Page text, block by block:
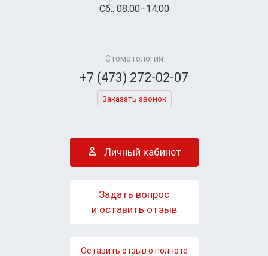
Сб.: 08:00–14:00
Стоматология
+7 (473) 272-02-07
Заказать звонок
Личный кабинет
Задать вопрос
и оставить отзыв
Оставить отзыв о полноте